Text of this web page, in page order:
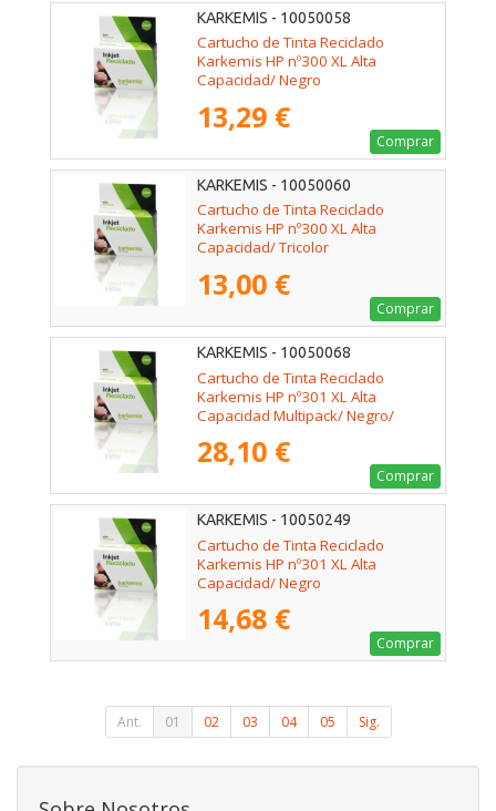
KARKEMIS - 10050058
Cartucho de Tinta Reciclado
Karkemis HP nº300 XL Alta
Capacidad/ Negro
13,29 €
Comprar
KARKEMIS - 10050060
Cartucho de Tinta Reciclado
Karkemis HP nº300 XL Alta
Capacidad/ Tricolor
13,00 €
Comprar
KARKEMIS - 10050068
Cartucho de Tinta Reciclado
Karkemis HP nº301 XL Alta
Capacidad Multipack/ Negro/
28,10 €
Comprar
KARKEMIS - 10050249
Cartucho de Tinta Reciclado
Karkemis HP nº301 XL Alta
Capacidad/ Negro
14,68 €
Comprar
Ant. 01 02 03 04 05 Sig.